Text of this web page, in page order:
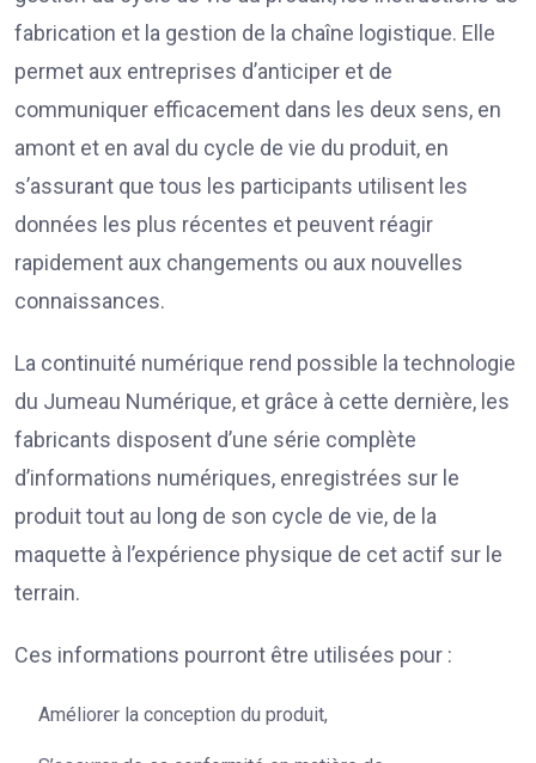
fabrication et la gestion de la chaîne logistique. Elle
permet aux entreprises d’anticiper et de
communiquer efficacement dans les deux sens, en
amont et en aval du cycle de vie du produit, en
s’assurant que tous les participants utilisent les
données les plus récentes et peuvent réagir
rapidement aux changements ou aux nouvelles
connaissances.
La continuité numérique rend possible la technologie
du Jumeau Numérique, et grâce à cette dernière, les
fabricants disposent d’une série complète
d’informations numériques, enregistrées sur le
produit tout au long de son cycle de vie, de la
maquette à l’expérience physique de cet actif sur le
terrain.
Ces informations pourront être utilisées pour :
Améliorer la conception du produit,